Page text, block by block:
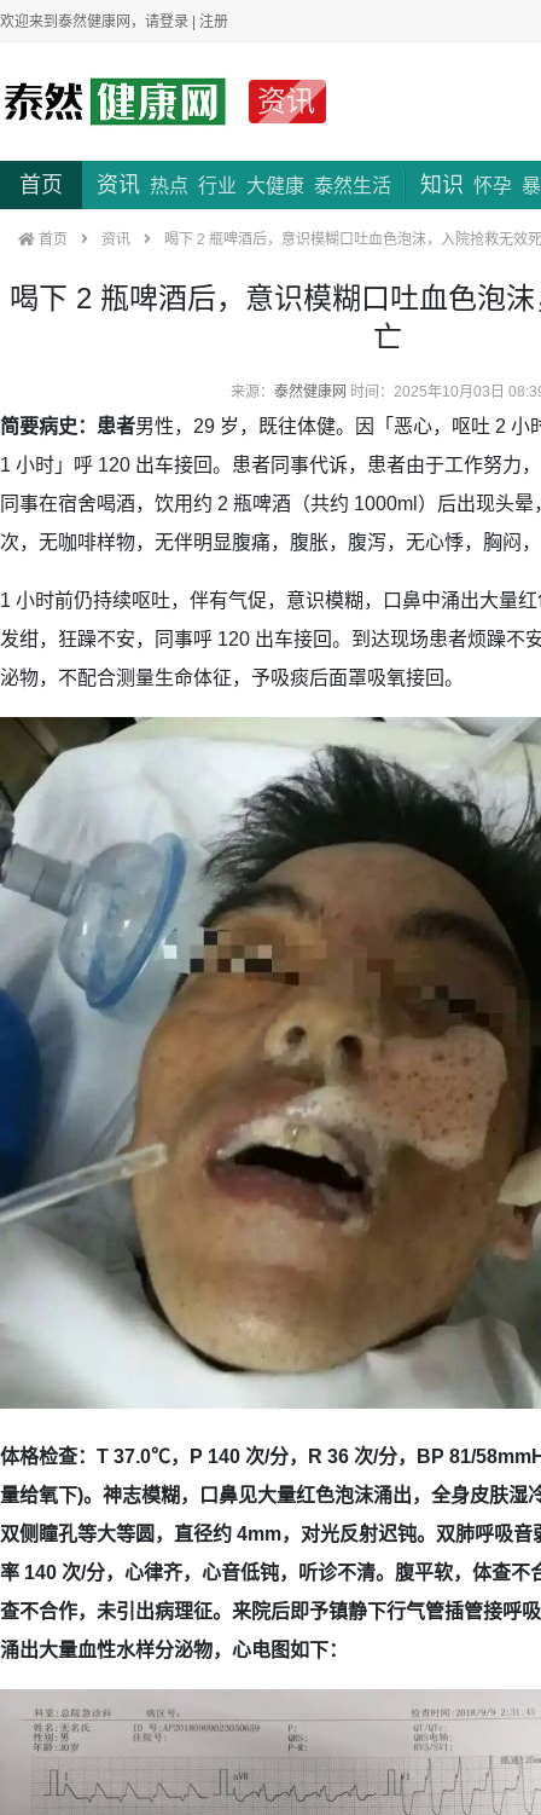
欢迎来到泰然健康网，请登录 | 注册
资讯
首页 资讯 热点 行业 大健康 泰然生活 知识 怀孕
首页 资讯 喝下 2 瓶啤酒后，意识模糊口吐血色泡沫，入院抢救无效
喝下 2 瓶啤酒后，意识模糊口吐血色泡
亡
来源： 泰然健康网 时间：2025年10月03日
简要病史： 患者男性，29 岁，既往体健。因「恶心，呕吐 2 小
1 小时」呼 120 出车接回。患者同事代诉，患者由于工作努力
同事在宿舍喝酒，饮用约 2 瓶啤酒（共约 1000ml）后出现头
次，无咖啡样物，无伴明显腹痛，腹胀，腹泻，无心悸，胸闷
1 小时前仍持续呕吐，伴有气促，意识模糊，口鼻中涌出大量
发绀，狂躁不安，同事呼 120 出车接回。到达现场患者烦躁不
泌物，不配合测量生命体征，予吸痰后面罩吸氧接回。
体格检查：T 37.0℃，P 140 次/分，R 36 次/分，BP 81/
量给氧下)。神志模糊，口鼻见大量红色泡沫涌出，全身皮肤湿
双侧瞳孔等大等圆，直径约 4mm，对光反射迟钝。双肺呼吸
率 140 次/分，心律齐，心音低钝，听诊不清。腹平软，体查不
查不合作，未引出病理征。来院后即予镇静下行气管插管接呼
涌出大量血性水样分泌物，心电图如下：